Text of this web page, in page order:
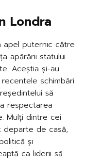
Londra
apel puternic către
apărării statului
Aceștia și-au
schimbări
să
respectarea
Mulți dintre cei
departe de casă,
și
ca liderii să